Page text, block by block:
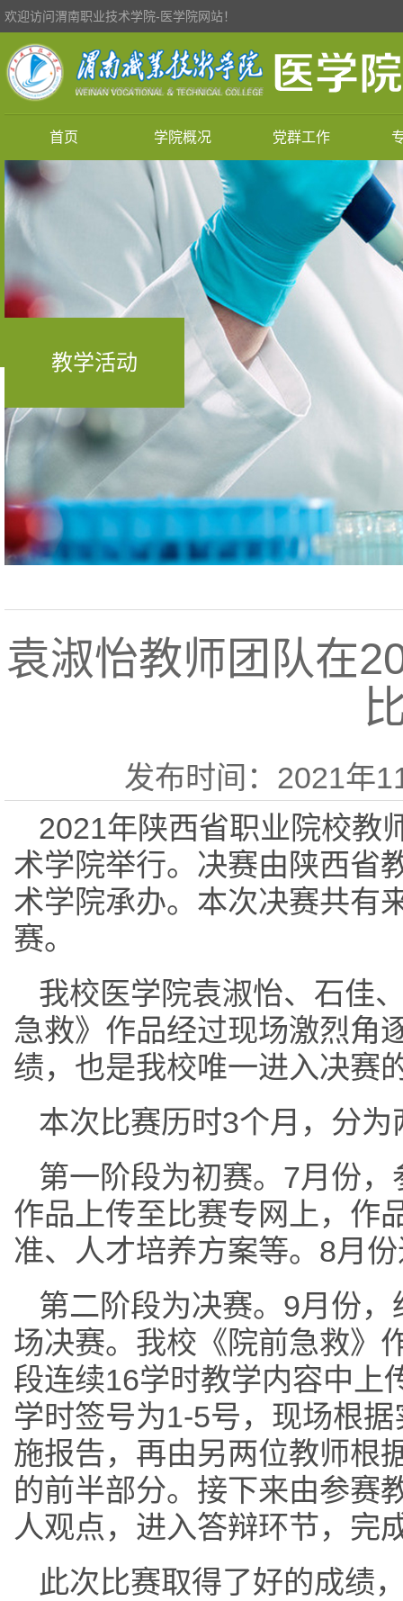
欢迎访问渭南职业技术学院-医学院网站！
首页 学院概况 党群工作
教学活动
袁淑怡教师团队在
发布时间：2021年
2021年陕西省职业院校教
术学院举行。决赛由陕西省
术学院承办。本次决赛共有
赛。
我校医学院袁淑怡、石佳
急救》作品经过现场激烈角
绩，也是我校唯一进入决赛
本次比赛历时3个月，分为
第一阶段为初赛。7月份
作品上传至比赛专网上，作
准、人才培养方案等。8月
第二阶段为决赛。9月份
场决赛。我校《院前急救》
段连续16学时教学内容中上
学时签号为1-5号，现场根
施报告，再由另两位教师根
的前半部分。接下来由参赛
人观点，进入答辩环节，完
此次比赛取得了好的成绩